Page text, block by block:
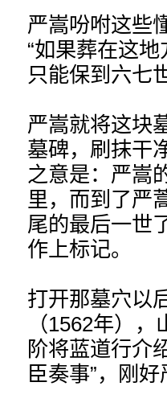
严嵩吩咐这些
“如果葬在这
只能保到六七
严嵩就将这块
墓碑，刷抹干
之意是：严嵩
里，而到了严
尾的最后一世
作上标记。
打开那墓穴以
（1562年）
阶将蓝道行介
臣奏事”，刚